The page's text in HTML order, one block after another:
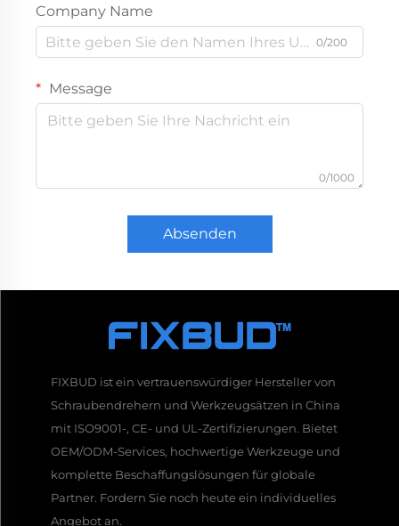
Company Name
0/200
Message
0/1000
Absenden
FIXBUD ist ein vertrauenswürdiger Hersteller von
Schraubendrehern und Werkzeugsätzen in China
mit ISO9001-, CE- und UL-Zertifizierungen. Bietet
OEM/ODM-Services, hochwertige Werkzeuge und
komplette Beschaffungslösungen für globale
Partner. Fordern Sie noch heute ein individuelles
Angebot an.